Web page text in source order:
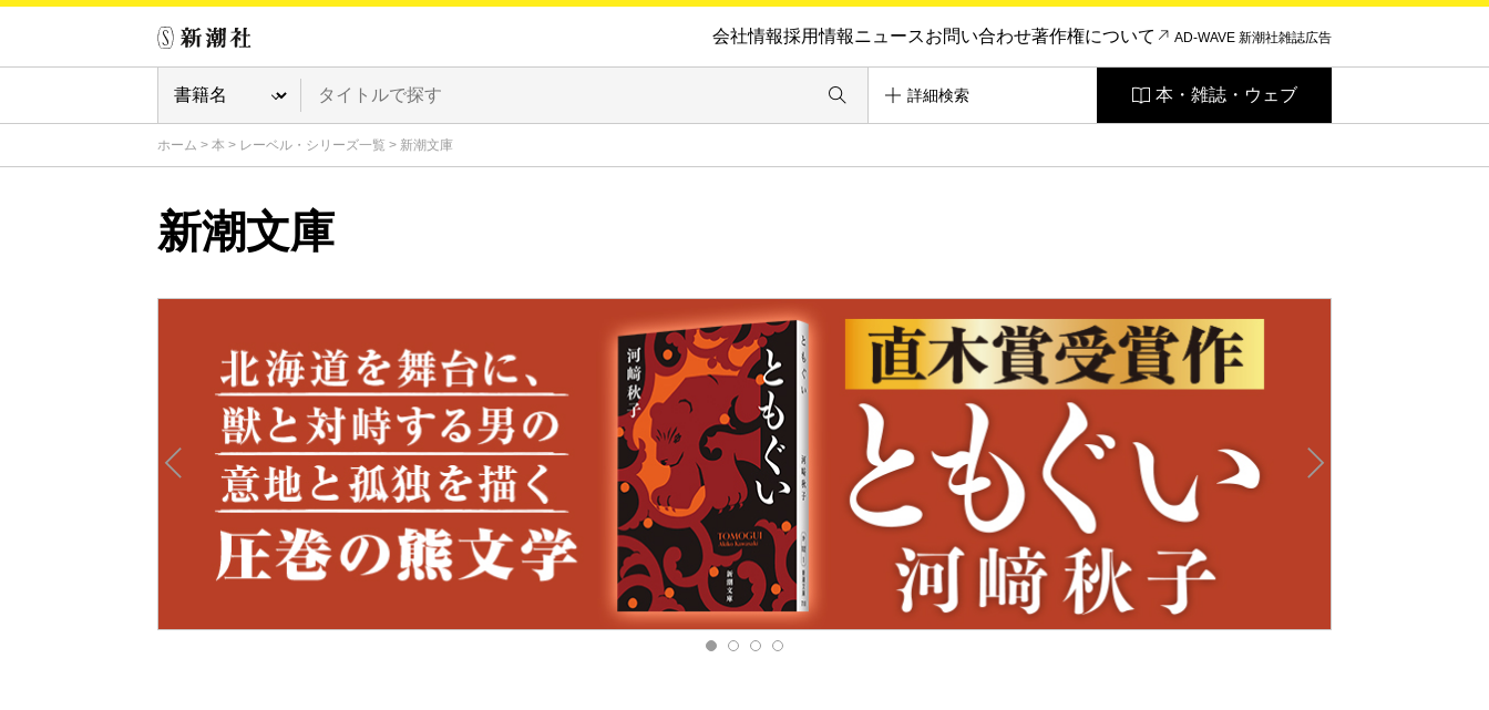
会社情報採用情報ニュースお問い合わせ著作権について AD-WAVE 新潮社雑誌広告
詳細検索 本・雑誌・ウェブ
ホーム > 本 > レーベル・シリーズ一覧 > 新潮文庫
新潮文庫